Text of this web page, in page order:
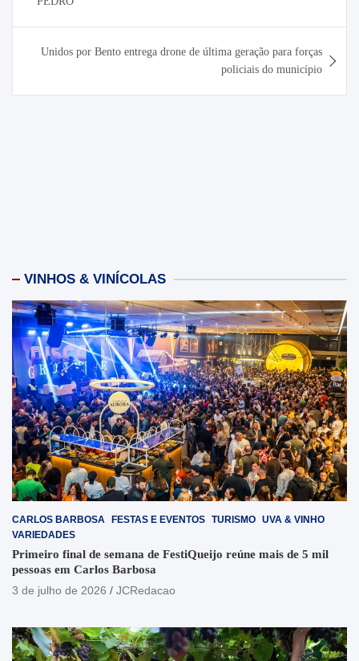
Unidos por Bento entrega drone de última geração para forças
policiais do município
VINHOS & VINÍCOLAS
CARLOS BARBOSA FESTAS E EVENTOS TURISMO UVA & VINHO
VARIEDADES
Primeiro final de semana de FestiQueijo reúne mais de 5 mil
pessoas em Carlos Barbosa
3 de julho de 2026
JCRedacao